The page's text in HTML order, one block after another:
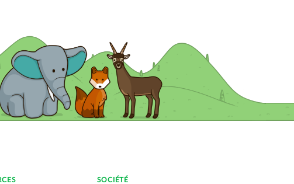
SOCIÉTÉ